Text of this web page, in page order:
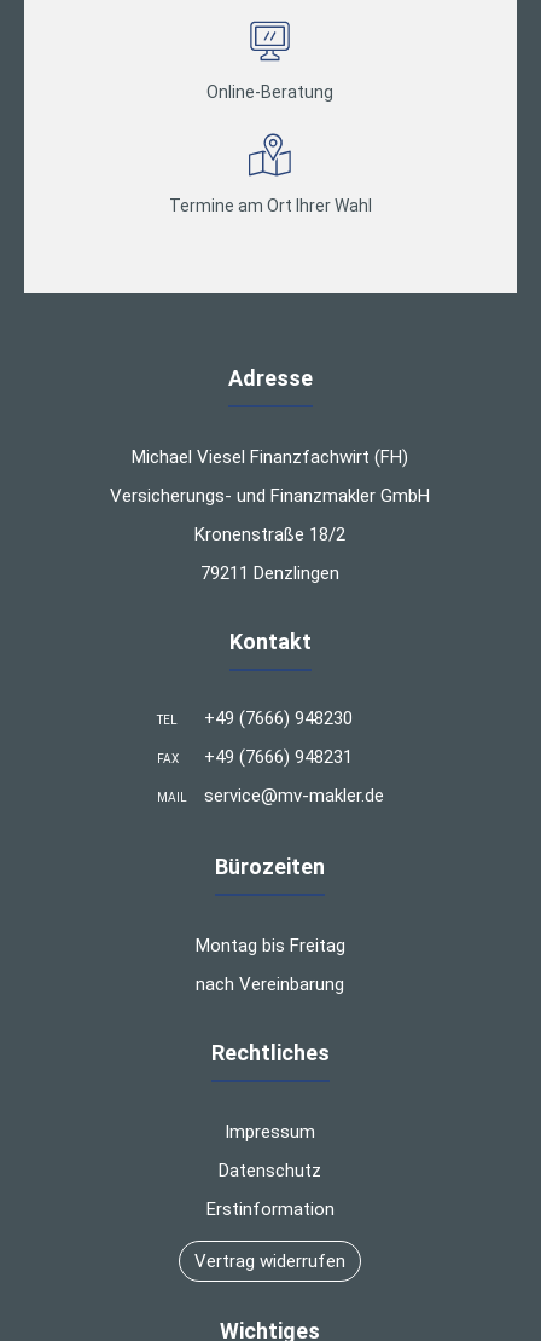
Online-Beratung
Termine am Ort Ihrer Wahl
Adresse
Michael Viesel Finanzfachwirt (FH)
Versicherungs- und Finanzmakler GmbH
Kronenstraße 18/2
79211 Denzlingen
Kontakt
TEL +49 (7666) 948230
FAX +49 (7666) 948231
MAIL service@mv-makler.de
Bürozeiten
Montag bis Freitag
nach Vereinbarung
Rechtliches
Impressum
Datenschutz
Erstinformation
Vertrag widerrufen
Wichtiges